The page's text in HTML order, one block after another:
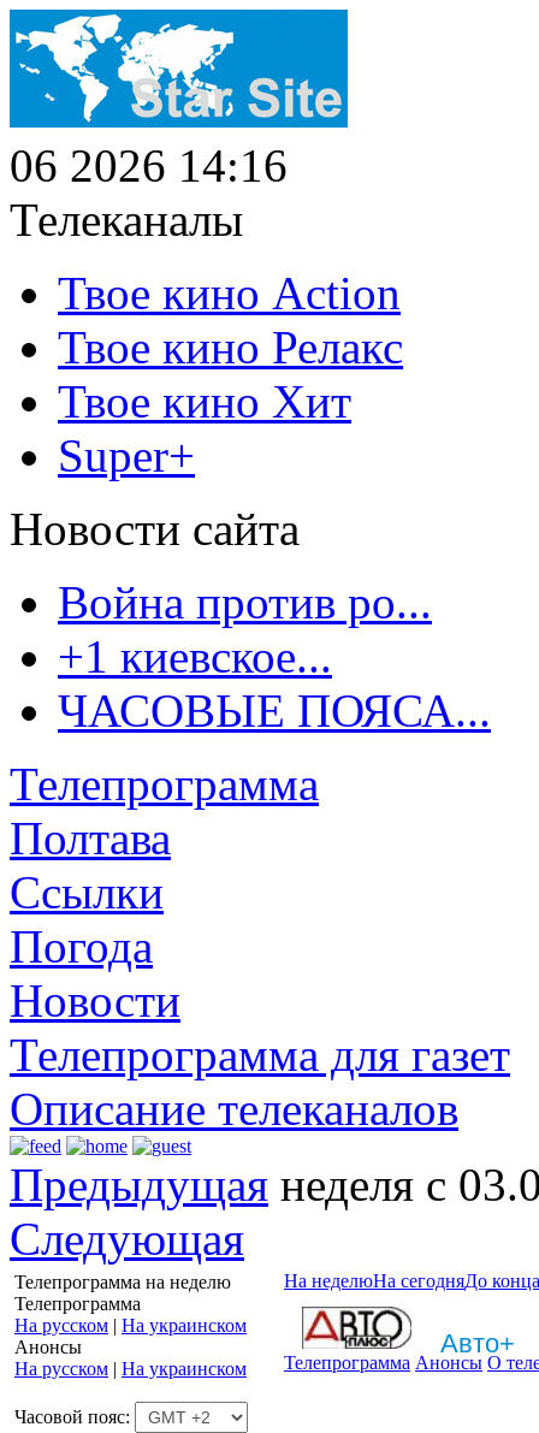
06 2026 14:16
Телеканалы
Твое кино Action
Твое кино Релакс
Твое кино Хит
Super+
Новости сайта
Война против ро...
+1 киевское...
ЧАСОВЫЕ ПОЯСА...
Телепрограмма
Полтава
Ссылки
Погода
Новости
Телепрограмма для газет
Описание телеканалов
Предыдущая неделя с
Следующая
Телепрограмма на неделю
Телепрограмма
На русском | На украинском
Анонсы
На русском | На украинском
Часовой пояс:
На неделюНа сегодняДо
Авто+
Телепрограмма Анонсы О